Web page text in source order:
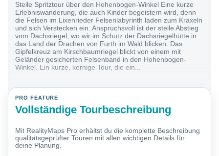
Steile Spritztour über den Hohenbogen-Winkel Eine kurze
Erlebniswanderung, die auch Kinder begeistern wird, denn
die Felsen im Lixenrieder Felsenlabyrinth laden zum Kraxeln
und sich Verstecken ein. Anspruchsvoll ist der steile Abstieg
vom Dachsriegel, wo wir im Schutz der Dachsriegelhütte in
das Land der Drachen von Furth im Wald blicken. Das
Gipfelkreuz am Kirschbaumriegel blickt von einem mit
Geländer gesicherten Felsenband in den Hohenbogen-
Winkel. Ein kurze, kernige Tour, die ein...
PRO FEATURE
Vollständige Tourbeschreibung
Mit RealityMaps Pro erhältst du die komplette Beschreibung
qualitätsgeprüfter Touren mit allen wichtigen Details für
deine Planung.